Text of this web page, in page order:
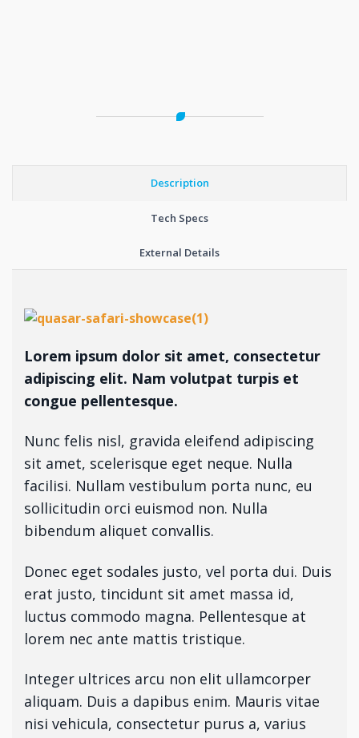
Description
Tech Specs
External Details
Lorem ipsum dolor sit amet, consectetur
adipiscing elit. Nam volutpat turpis et
congue pellentesque.
Nunc felis nisl, gravida eleifend adipiscing
sit amet, scelerisque eget neque. Nulla
facilisi. Nullam vestibulum porta nunc, eu
sollicitudin orci euismod non. Nulla
bibendum aliquet convallis.
Donec eget sodales justo, vel porta dui. Duis
erat justo, tincidunt sit amet massa id,
luctus commodo magna. Pellentesque at
lorem nec ante mattis tristique.
Integer ultrices arcu non elit ullamcorper
aliquam. Duis a dapibus enim. Mauris vitae
nisi vehicula, consectetur purus a, varius